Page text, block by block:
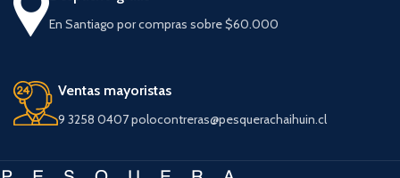
En Santiago por compras sobre $60.000
Ventas mayoristas
9 3258 0407 polocontreras@pesquerachaihuin.cl